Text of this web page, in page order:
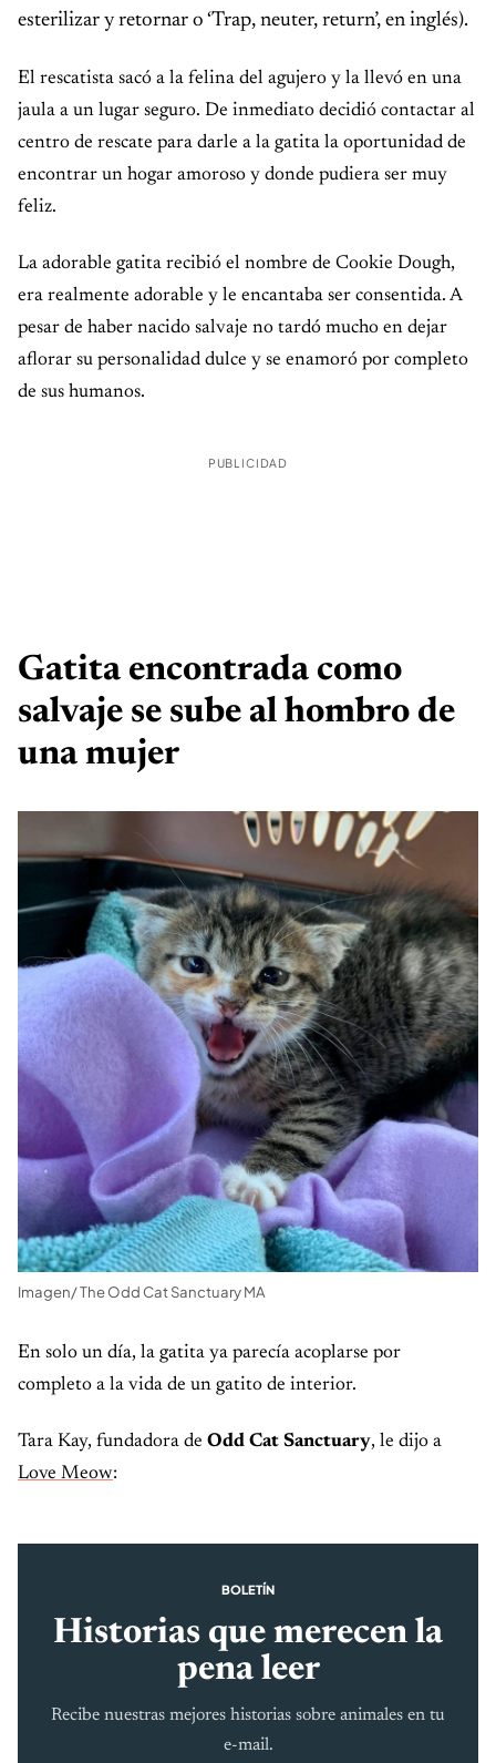
esterilizar y retornar o ‘Trap, neuter, return’, en inglés).
El rescatista sacó a la felina del agujero y la llevó en una
jaula a un lugar seguro. De inmediato decidió contactar al
centro de rescate para darle a la gatita la oportunidad de
encontrar un hogar amoroso y donde pudiera ser muy
feliz.
La adorable gatita recibió el nombre de Cookie Dough,
era realmente adorable y le encantaba ser consentida. A
pesar de haber nacido salvaje no tardó mucho en dejar
aflorar su personalidad dulce y se enamoró por completo
de sus humanos.
PUBLICIDAD
Gatita encontrada como
salvaje se sube al hombro de
una mujer
Imagen/ The Odd Cat Sanctuary MA
En solo un día, la gatita ya parecía acoplarse por
completo a la vida de un gatito de interior.
Tara Kay, fundadora de Odd Cat Sanctuary, le dijo a
Love Meow:
BOLETÍN
Historias que merecen la
pena leer
Recibe nuestras mejores historias sobre animales en tu
e-mail.